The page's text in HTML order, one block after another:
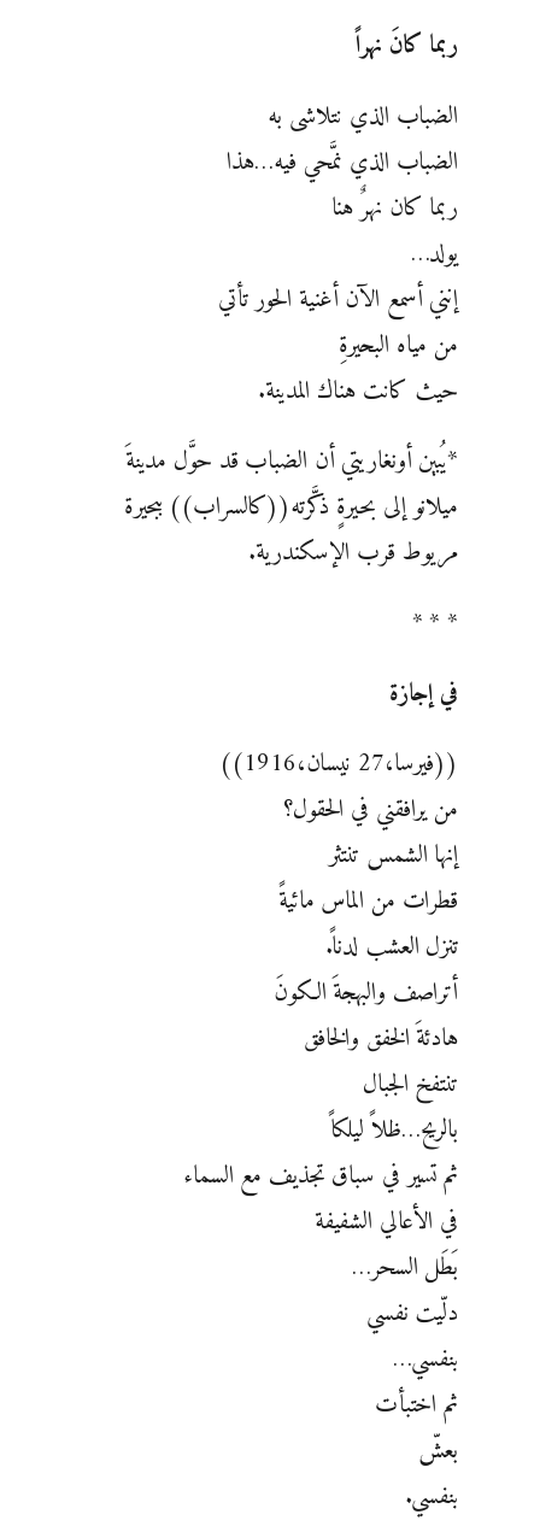
ربما كانَ نهراً
الضباب الذي نتلاشى به
الضباب الذي نمَّحي فيه…هذا
ربما كان نهرٌ هنا
يولد…‏
إنني أسمع الآن أغنية الحور تأتي
من مياه البحيرةِ
حيث كانت هناك المدينة.‏
‏*يُبين أونغاريتي أن الضباب قد حوَّل مدينةَ
ميلانو إلى بحيرةٍ ذكَّرته((كالسراب)) ببحيرة
مريوط قرب ‏الإسكندرية.‏
* * *
في إجازة
‏((فيرسا،27 نيسان،1916))‏
من يرافقني في الحقول؟
إنها الشمس تنتثر
قطرات من الماس مائيةً
تنزل العشب لدناً.‏
أتراصف والبهجةَ الكونَ‏
هادئةَ الخفق والخافق
تنتفخ الجبال
بالريح…ظلاً ليلكاً
ثم تسير في سباق تجذيف مع السماء
في الأعالي الشفيفة
بَطَل السحر…‏
دلّيت نفسي
بنفسي…‏
ثم اختبأت
بعشّ
بنفسي.‏